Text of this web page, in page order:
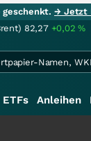
geschenkt.→ Jetzt
82,27 +0,02%
ETFs Anleihen